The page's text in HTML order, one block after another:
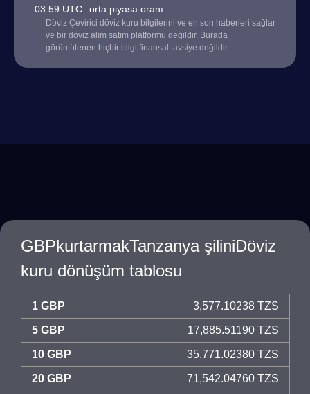
03:59 UTC orta piyasa oranı
Döviz Çevirici döviz kuru bilgilerini ve en son haberleri sağlar
ve bir döviz alım satım platformu değildir. Burada
görüntülenen hiçbir bilgi finansal tavsiye değildir.
GBPkurtarmakTanzanya şiliniDöviz
kuru dönüşüm tablosu
1 GBP 3,577.10238 TZS
5 GBP 17,885.51190 TZS
10 GBP 35,771.02380 TZS
20 GBP 71,542.04760 TZS